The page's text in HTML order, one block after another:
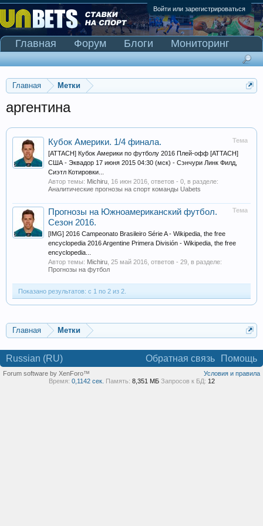
Войти или зарегистрироваться
Главная Метки
аргентина
Тема
Кубок Америки. 1/4 финала.
[ATTACH] Кубок Америки по футболу 2016 Плей-офф [ATTACH]
США - Эквадор 17 июня 2015 04:30 (мск) - Сэнчури Линк Филд,
Сиэтл Котировки...
Автор темы: Michiru 16 июн 2016 , ответов - 0, в разделе:
Аналитические прогнозы на спорт команды Uabets
Тема
Прогнозы на Южноамериканский футбол.
Сезон 2016.
[IMG] 2016 Campeonato Brasileiro Série A - Wikipedia, the free
encyclopedia 2016 Argentine Primera División - Wikipedia, the free
encyclopedia...
Автор темы: Michiru 25 май 2016 , ответов - 29, в разделе:
Прогнозы на футбол
Показано результатов: с 1 по 2 из 2.
Главная Метки
Главная Форум Блоги
Мониторинг
Сканер Pinnacle
Russian (RU) Обратная связь Помощь
Условия и правила
Forum software by XenForo™
Время: 0,1142 сек. Память: 8,351 МБ Запросов к БД: 12